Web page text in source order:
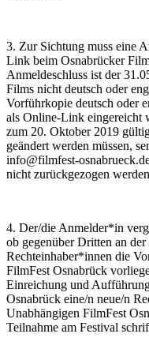
3. Zur Sichtung muss eine
Link beim Osnabrücker
Anmeldeschluss ist der
Films nicht deutsch oder
Vorführkopie deutsch oder
als Online-Link eingereicht
zum 20. Oktober 2019
geändert werden müssen,
info@filmfest-
nicht zurückgezogen
4. Der/die Anmelder*in
ob gegenüber Dritten an
Rechteinhaber*innen die
FilmFest Osnabrück
Einreichung und
Osnabrück eine/n neue/n
Unabhängigen FilmFest
Teilnahme am Festival